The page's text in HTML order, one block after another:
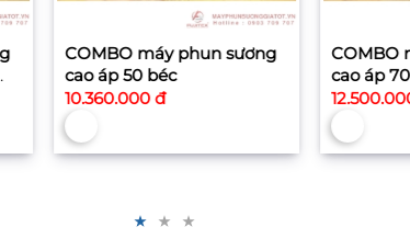
COMBO máy phun sương
cao áp 50 béc
10.360.000 đ
COMBO
cao áp 70